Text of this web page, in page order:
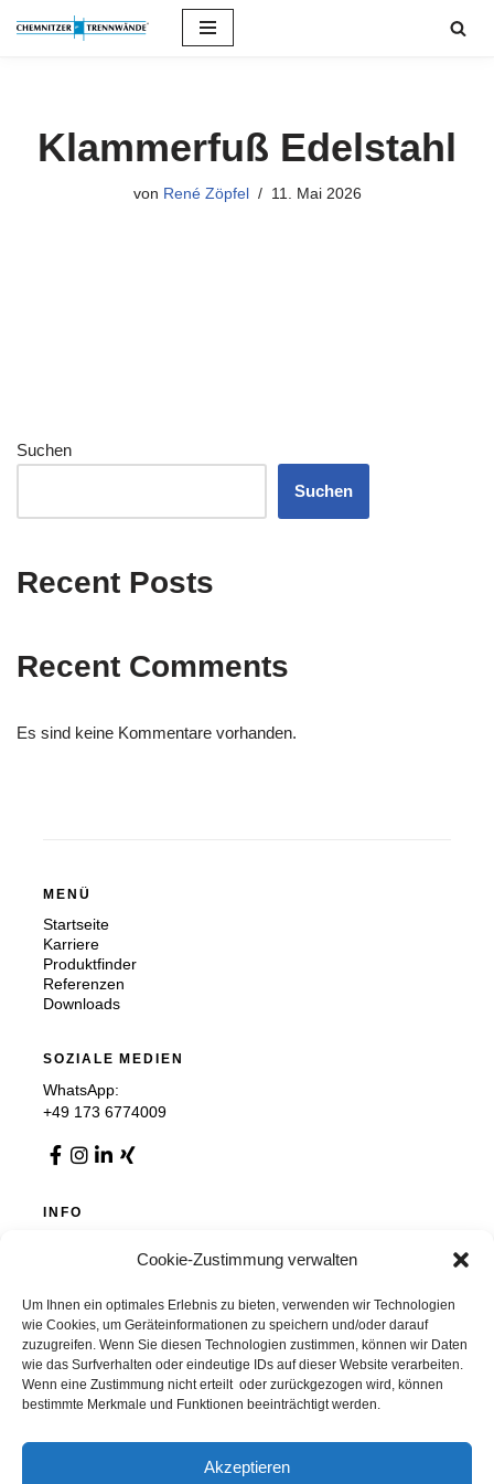
Cookie-Zustimmung verwalten
Um Ihnen ein optimales Erlebnis zu bieten, verwenden wir Technologien
wie Cookies, um Geräteinformationen zu speichern und/oder darauf
zuzugreifen. Wenn Sie diesen Technologien zustimmen, können wir Daten
wie das Surfverhalten oder eindeutige IDs auf dieser Website verarbeiten.
Wenn eine Zustimmung nicht erteilt oder zurückgezogen wird, können
bestimmte Merkmale und Funktionen beeinträchtigt werden.
Akzeptieren
Klammerfuß Edelstahl
von René Zöpfel 11. Mai 2026
Suchen
Suchen
Recent Posts
Recent Comments
Es sind keine Kommentare vorhanden.
MENÜ
Startseite
Karriere
Produktfinder
Referenzen
Downloads
SOZIALE MEDIEN
WhatsApp:
+49 173 6774009
INFO
Cookie-Richtlinie (EU)
Chemnitzer Trennwände GmbH & Co. KG
Auer Straße 36, 09366 Stollberg, Deutschland